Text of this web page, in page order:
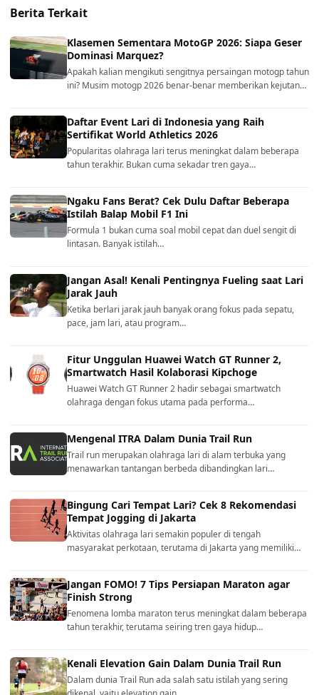
Berita Terkait
Klasemen Sementara MotoGP 2026: Siapa Geser
Dominasi Marquez?
Apakah kalian mengikuti sengitnya persaingan motogp tahun
ini? Musim motogp 2026 benar-benar memberikan kejutan…
Daftar Event Lari di Indonesia yang Raih
Sertifikat World Athletics 2026
Popularitas olahraga lari terus meningkat dalam beberapa
tahun terakhir. Bukan cuma sekadar tren gaya…
Ngaku Fans Berat? Cek Dulu Daftar Beberapa
Istilah Balap Mobil F1 Ini
Formula 1 bukan cuma soal mobil cepat dan duel sengit di
lintasan. Banyak istilah…
Jangan Asal! Kenali Pentingnya Fueling saat Lari
Jarak Jauh
Ketika berlari jarak jauh banyak orang fokus pada sepatu,
pace, jam lari, atau program…
Fitur Unggulan Huawei Watch GT Runner 2,
Smartwatch Hasil Kolaborasi Kipchoge
Huawei Watch GT Runner 2 hadir sebagai smartwatch
olahraga dengan fokus utama pada performa…
Mengenal ITRA Dalam Dunia Trail Run
Trail run merupakan olahraga lari di alam terbuka yang
menawarkan tantangan berbeda dibandingkan lari…
Bingung Cari Tempat Lari? Cek 8 Rekomendasi
Tempat Jogging di Jakarta
Aktivitas olahraga lari semakin populer di tengah
masyarakat perkotaan, terutama di Jakarta yang memiliki…
Jangan FOMO! 7 Tips Persiapan Maraton agar
Finish Strong
Fenomena lomba maraton terus meningkat dalam beberapa
tahun terakhir, terutama seiring tren gaya hidup…
Kenali Elevation Gain Dalam Dunia Trail Run
Dalam dunia Trail Run ada salah satu istilah yang sering